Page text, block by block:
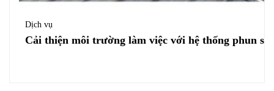
Dịch vụ
Cải thiện môi trường làm việc với hệ thống phun